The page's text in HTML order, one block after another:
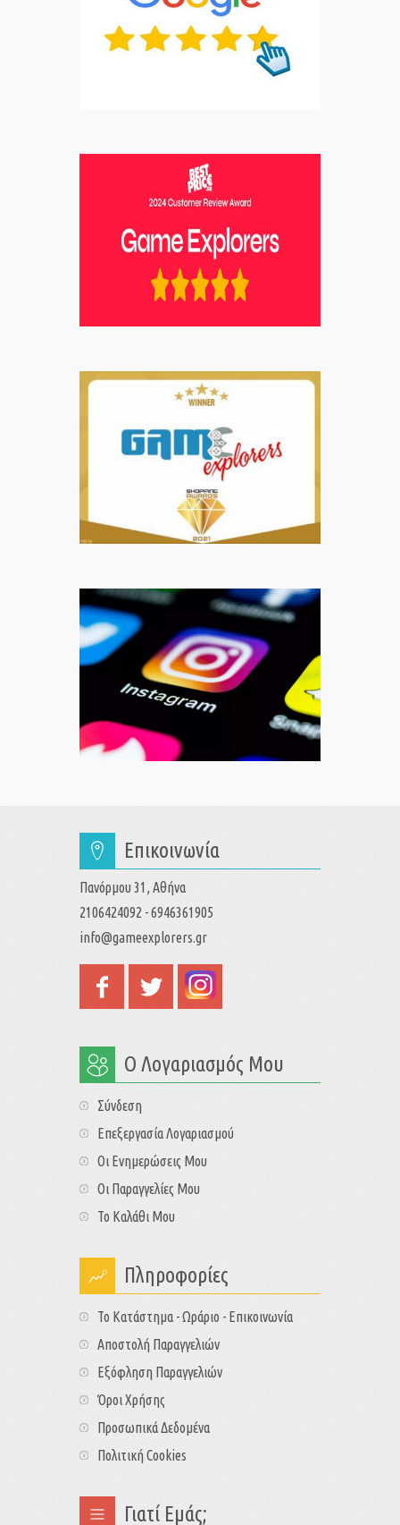
Επικοινωνία
Πανόρμου 31, Αθήνα
2106424092 - 6946361905
info@gameexplorers.gr
Ο Λογαριασμός Μου
Σύνδεση
Επεξεργασία Λογαριασμού
Οι Ενημερώσεις Μου
Οι Παραγγελίες Μου
Το Καλάθι Μου
Πληροφορίες
Το Κατάστημα - Ωράριο - Επικοινωνία
Αποστολή Παραγγελιών
Εξόφληση Παραγγελιών
Όροι Χρήσης
Προσωπικά Δεδομένα
Πολιτική Cookies
Γιατί Εμάς;